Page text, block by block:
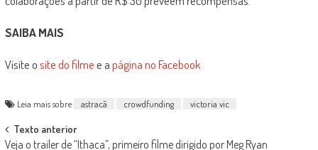
SAIBA MAIS
Visite osite do filmee apágina no Facebook
Leia mais sobre astracã crowdfunding victoria vic
Post
Texto anterior
Veja o trailer de “Ithaca”, primeiro filme dirigido por Meg Ryan